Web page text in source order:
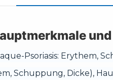
Psoriasis: Erythem,
Schuppung, Dicke),